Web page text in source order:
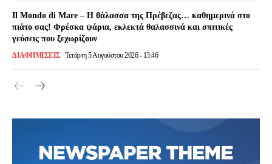
Il Mondo di Mare – Η θάλασσα της Πρέβεζας… καθημερινά στο
πιάτο σας! Φρέσκα ψάρια, εκλεκτά θαλασσινά και σπιτικές
γεύσεις που ξεχωρίζουν
ΔΙΑΦΗΜΙΣΕΙΣ Τετάρτη 5 Αυγούστου 2026 - 13:46